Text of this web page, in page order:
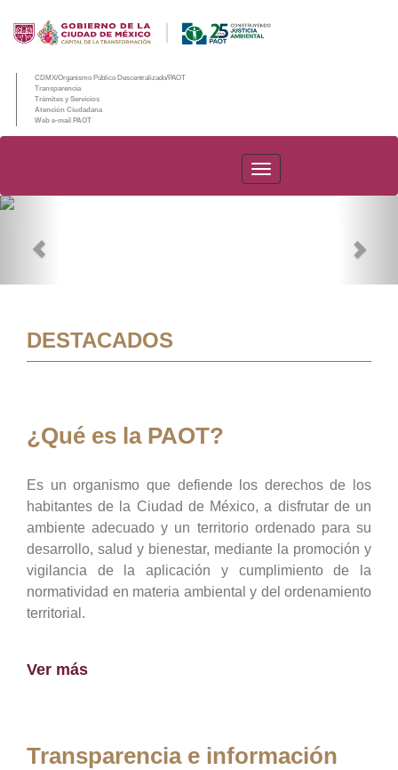
CDMX/Organismo Público Descentralizado/PAOT
Transparencia
Trámites y Servicios
Atención Ciudadana
Web e-mail PAOT
PAOT
DESTACADOS
¿Qué es la PAOT?
Es un organismo que defiende los derechos de los
habitantes de la Ciudad de México, a disfrutar de un
ambiente adecuado y un territorio ordenado para su
desarrollo, salud y bienestar, mediante la promoción y
vigilancia de la aplicación y cumplimiento de la
normatividad en materia ambiental y del ordenamiento
territorial.
Ver más
Transparencia e información